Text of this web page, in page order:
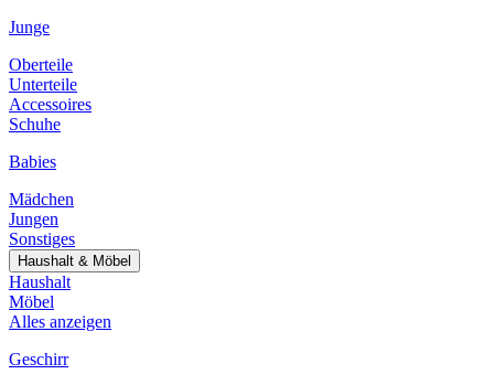
Junge
Oberteile
Unterteile
Accessoires
Schuhe
Babies
Mädchen
Jungen
Sonstiges
Haushalt & Möbel
Haushalt
Möbel
Alles anzeigen
Geschirr